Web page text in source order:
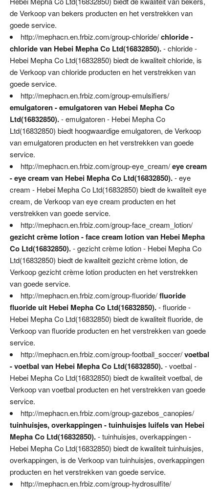
de Verkoop van bekers producten en het verstrekken van
goede service.
http://mephacn.en.frbiz.com/group-chloride/chloride -
chloride van Hebei Mepha Co Ltd(16832850).- chloride -
Hebei Mepha Co Ltd(16832850) biedt de kwaliteit chloride, is
de Verkoop van chloride producten en het verstrekken van
goede service.
http://mephacn.en.frbiz.com/group-emulsifiers/
emulgatoren - emulgatoren van Hebei Mepha Co
Ltd(16832850).- emulgatoren - Hebei Mepha Co
Ltd(16832850) biedt hoogwaardige emulgatoren, de Verkoop
van emulgatoren producten en het verstrekken van goede
service.
http://mephacn.en.frbiz.com/group-eye_cream/eye cream
- eye cream van Hebei Mepha Co Ltd(16832850).- eye
cream - Hebei Mepha Co Ltd(16832850) biedt de kwaliteit eye
cream, de Verkoop van eye cream producten en het
verstrekken van goede service.
http://mephacn.en.frbiz.com/group-face_cream_lotion/
gezicht crème lotion - face cream lotion van Hebei Mepha
Co Ltd(16832850).- gezicht crème lotion - Hebei Mepha Co
Ltd(16832850) biedt de kwaliteit gezicht crème lotion, de
Verkoop gezicht crème lotion producten en het verstrekken
van goede service.
http://mephacn.en.frbiz.com/group-fluoride/fluoride
fluoride uit Hebei Mepha Co Ltd(16832850).- fluoride -
Hebei Mepha Co Ltd(16832850) biedt de kwaliteit fluoride, de
Verkoop van fluoride producten en het verstrekken van goede
service.
http://mephacn.en.frbiz.com/group-football_soccer/voetbal
- voetbal van Hebei Mepha Co Ltd(16832850).- voetbal -
Hebei Mepha Co Ltd(16832850) biedt de kwaliteit voetbal, de
Verkoop van voetbal producten en het verstrekken van goede
service.
http://mephacn.en.frbiz.com/group-gazebos_canopies/
tuinhuisjes, overkappingen - tuinhuisjes luifels van Hebei
Mepha Co Ltd(16832850).- tuinhuisjes, overkappingen -
Hebei Mepha Co Ltd(16832850) biedt de kwaliteit tuinhuisjes,
overkappingen, is de Verkoop van tuinhuisjes, overkappingen
producten en het verstrekken van goede service.
http://mephacn.en.frbiz.com/group-hydrosulfite/